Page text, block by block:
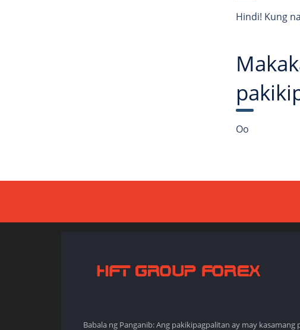
Hindi! Kung
Oo
Babala ng Panganib: Ang pakikipagpalitan ay may